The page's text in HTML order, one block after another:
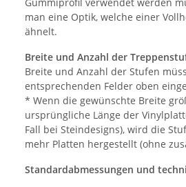
man eine Optik, welche einer
ähnelt.
Breite und Anzahl der
Breite und Anzahl der Stufen
entsprechenden Felder oben
* Wenn die gewünschte Breite
ursprüngliche Länge der
Fall bei Steindesigns), wird die
mehr Platten hergestellt (ohne
Standardabmessungen und